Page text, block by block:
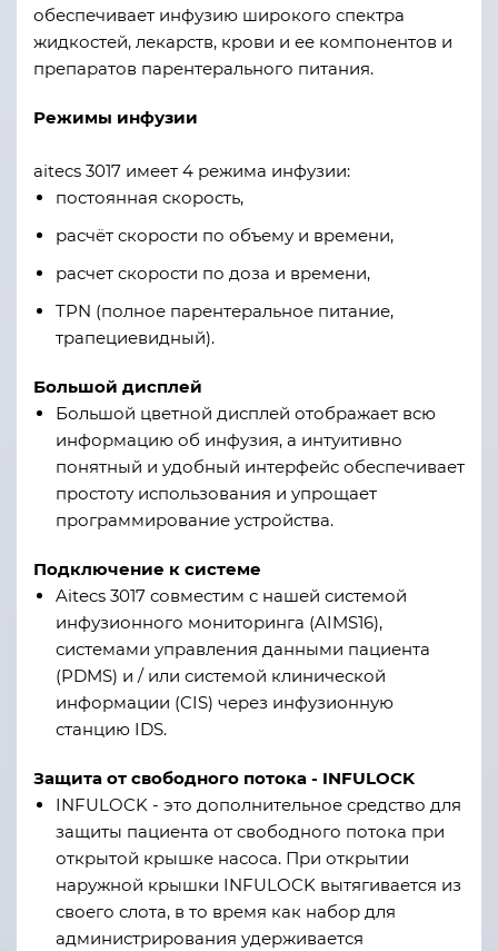
обеспечивает инфузию широкого спектра
жидкостей, лекарств, крови и ее компонентов и
препаратов парентерального питания.
Режимы инфузии
aitecs 3017 имеет 4 режима инфузии:
постоянная скорость,
расчёт скорости по объему и времени,
расчет скорости по доза и времени,
TPN (полное парентеральное питание,
трапециевидный).
Большой дисплей
Большой цветной дисплей отображает всю
информацию об инфузия, а интуитивно
понятный и удобный интерфейс обеспечивает
простоту использования и упрощает
программирование устройства.
Подключение к системе
Aitecs 3017 совместим с нашей системой
инфузионного мониторинга (AIMS16),
системами управления данными пациента
(PDMS) и / или системой клинической
информации (CIS) через инфузионную
станцию IDS.
Защита от свободного потока - INFULOCK
INFULOCK - это дополнительное средство для
защиты пациента от свободного потока при
открытой крышке насоса. При открытии
наружной крышки INFULOCK вытягивается из
своего слота, в то время как набор для
администрирования удерживается